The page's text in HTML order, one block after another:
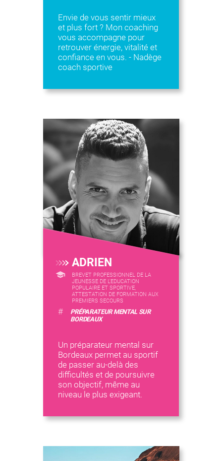
Envie de vous sentir mieux
et plus fort ? Mon coaching
vous accompagne pour
retrouver énergie, vitalité et
confiance en vous. - Nadège
coach sportive
ADRIEN
BREVET PROFESSIONNEL DE LA
JEUNESSE DE L'EDUCATION
POPULAIRE ET SPORTIVE,
ATTESTATION DE FORMATION AUX
PREMIERS SECOURS
#
PRÉPARATEUR MENTAL SUR
BORDEAUX
Un préparateur mental sur
Bordeaux permet au sportif
de passer au-delà des
difficultés et de poursuivre
son objectif, même au
niveau le plus exigeant.